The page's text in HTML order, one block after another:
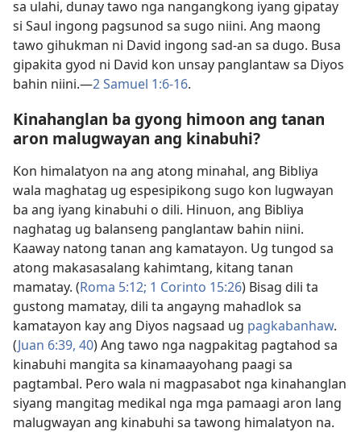
sa ulahi, dunay tawo nga nangangkong iyang gipatay
si Saul ingong pagsunod sa sugo niini. Ang maong
tawo gihukman ni David ingong sad-an sa dugo. Busa
gipakita gyod ni David kon unsay panglantaw sa Diyos
bahin niini.—2 Samuel 1:6-16.
Kinahanglan ba gyong himoon ang tanan
aron malugwayan ang kinabuhi?
Kon himalatyon na ang atong minahal, ang Bibliya
wala maghatag ug espesipikong sugo kon lugwayan
ba ang iyang kinabuhi o dili. Hinuon, ang Bibliya
naghatag ug balanseng panglantaw bahin niini.
Kaaway natong tanan ang kamatayon. Ug tungod sa
atong makasasalang kahimtang, kitang tanan
mamatay. (Roma 5:12; 1 Corinto 15:26) Bisag dili ta
gustong mamatay, dili ta angayng mahadlok sa
kamatayon kay ang Diyos nagsaad ug pagkabanhaw.
(Juan 6:39, 40) Ang tawo nga nagpakitag pagtahod sa
kinabuhi mangita sa kinamaayohang paagi sa
pagtambal. Pero wala ni magpasabot nga kinahanglan
siyang mangitag medikal nga mga pamaagi aron lang
malugwayan ang kinabuhi sa tawong himalatyon na.